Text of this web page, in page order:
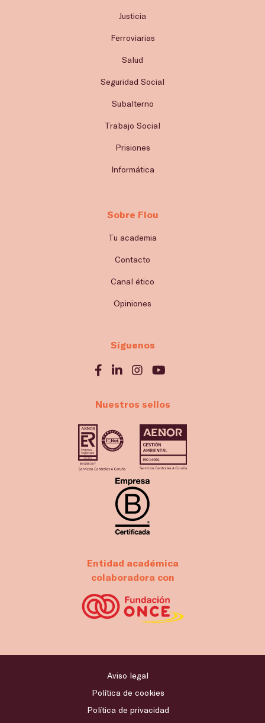
Justicia
Ferroviarias
Salud
Seguridad Social
Subalterno
Trabajo Social
Prisiones
Informática
Sobre Flou
Tu academia
Contacto
Canal ético
Opiniones
Síguenos
Nuestros sellos
Entidad académica
colaboradora con
Aviso legal
Política de cookies
Política de privacidad